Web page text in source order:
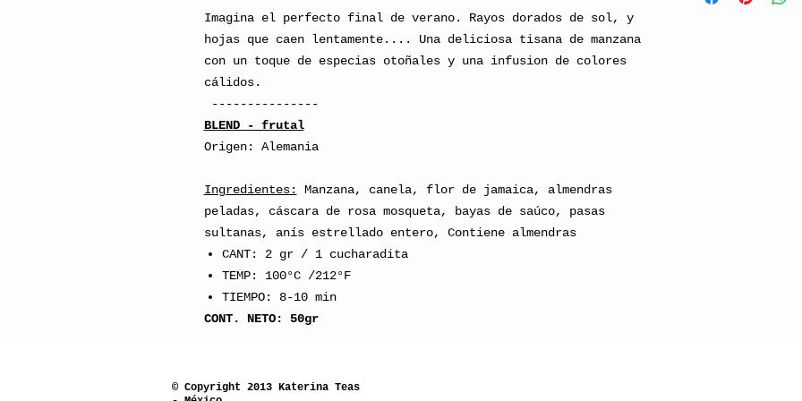
Imagina el perfecto final de verano. Rayos dorados de sol, y
hojas que caen lentamente.... Una deliciosa tisana de manzana
con un toque de especias otoñales y una infusion de colores
cálidos.
---------------
BLEND - frutal
Origen: Alemania
Ingredientes:
Manzana, canela, flor de jamaica, almendras
peladas, cáscara de rosa mosqueta, bayas de saúco, pasas
sultanas, anís estrellado entero, Contiene almendras
CANT: 2 gr / 1 cucharadita
TEMP: 100°C /212°F
TIEMPO: 8-10 min
CONT. NETO: 50gr
tus tés de estos
© Copyright 2013 Katerina Teas